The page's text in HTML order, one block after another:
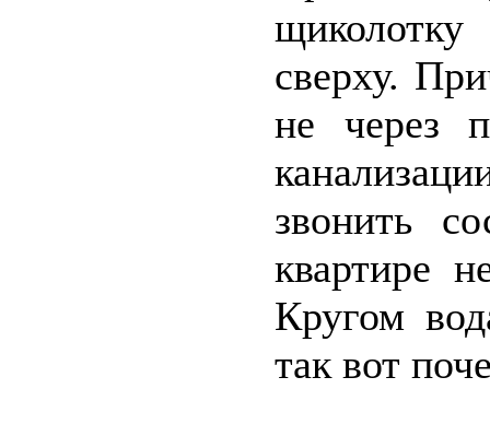
сверху.
не через
звонить
квартире
Кругом
так вот